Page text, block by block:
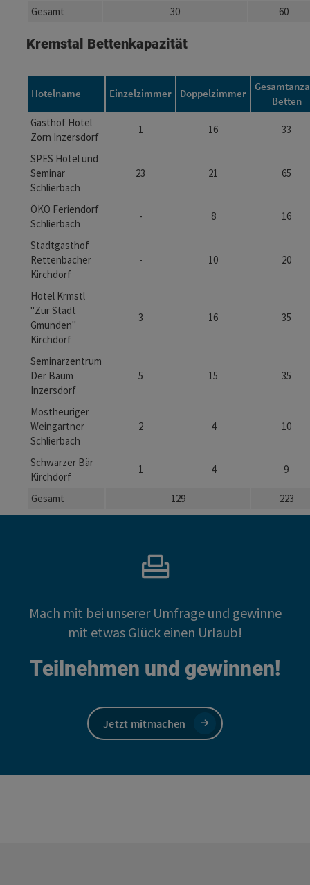
Gesamt 30 60
Kremstal Bettenkapazität
Hotelname Einzelzimmer Doppelzimmer
Betten
Gasthof Hotel
Zorn Inzersdorf
1 16 33
SPES Hotel und
Seminar
Schlierbach
23 21 65
ÖKO Feriendorf
Schlierbach
- 8 16
Stadtgasthof
Rettenbacher
Kirchdorf
- 10 20
Hotel Krmstl
"Zur Stadt
Gmunden"
Kirchdorf
3 16 35
Seminarzentrum
Der Baum
Inzersdorf
5 15 35
Mostheuriger
Weingartner
Schlierbach
2 4 10
Schwarzer Bär
Kirchdorf
1 4 9
Gesamt 129 223
Mach mit bei unserer Umfrage und gewinne
mit etwas Glück einen Urlaub!
Teilnehmen und gewinnen!
Jetzt mitmachen